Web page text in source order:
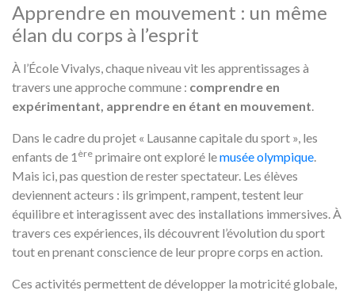
Apprendre en mouvement : un même
élan du corps à l’esprit
À l’École Vivalys, chaque niveau vit les apprentissages à
travers une approche commune : comprendre en
expérimentant, apprendre en étant en mouvement.
Dans le cadre du projet « Lausanne capitale du sport », les
enfants de 1 ère primaire ont exploré lemusée olympique.
Mais ici, pas question de rester spectateur. Les élèves
deviennent acteurs : ils grimpent, rampent, testent leur
équilibre et interagissent avec des installations immersives. À
travers ces expériences, ils découvrent l’évolution du sport
tout en prenant conscience de leur propre corps en action.
Ces activités permettent de développer la motricité globale,